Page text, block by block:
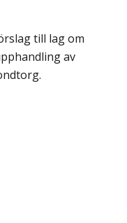
till lag om
av